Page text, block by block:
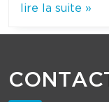
lire la suite »